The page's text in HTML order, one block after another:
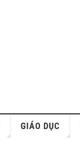
GIÁO DỤC